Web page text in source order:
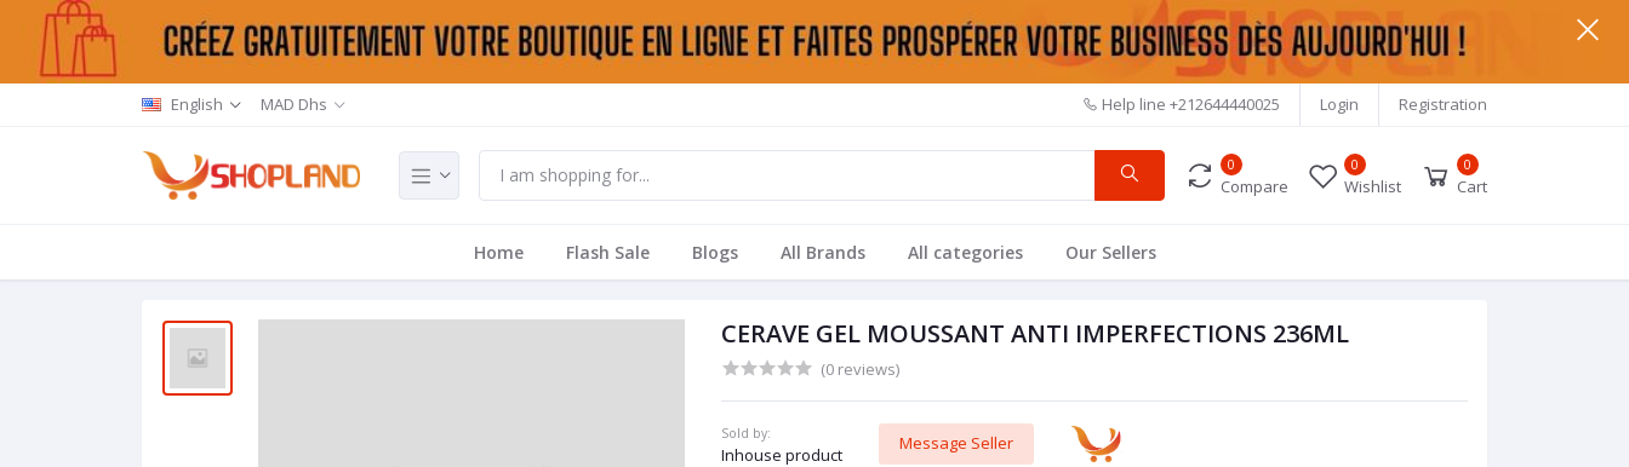
English MAD Dhs Help line +212644440025 Login Registration
0
Compare
0
Wishlist
0
Cart
Home Flash Sale Blogs All Brands All categories Our Sellers
CERAVE GEL MOUSSANT ANTI IMPERFECTIONS 236ML
(0 reviews)
Sold by:
Inhouse product
Message Seller